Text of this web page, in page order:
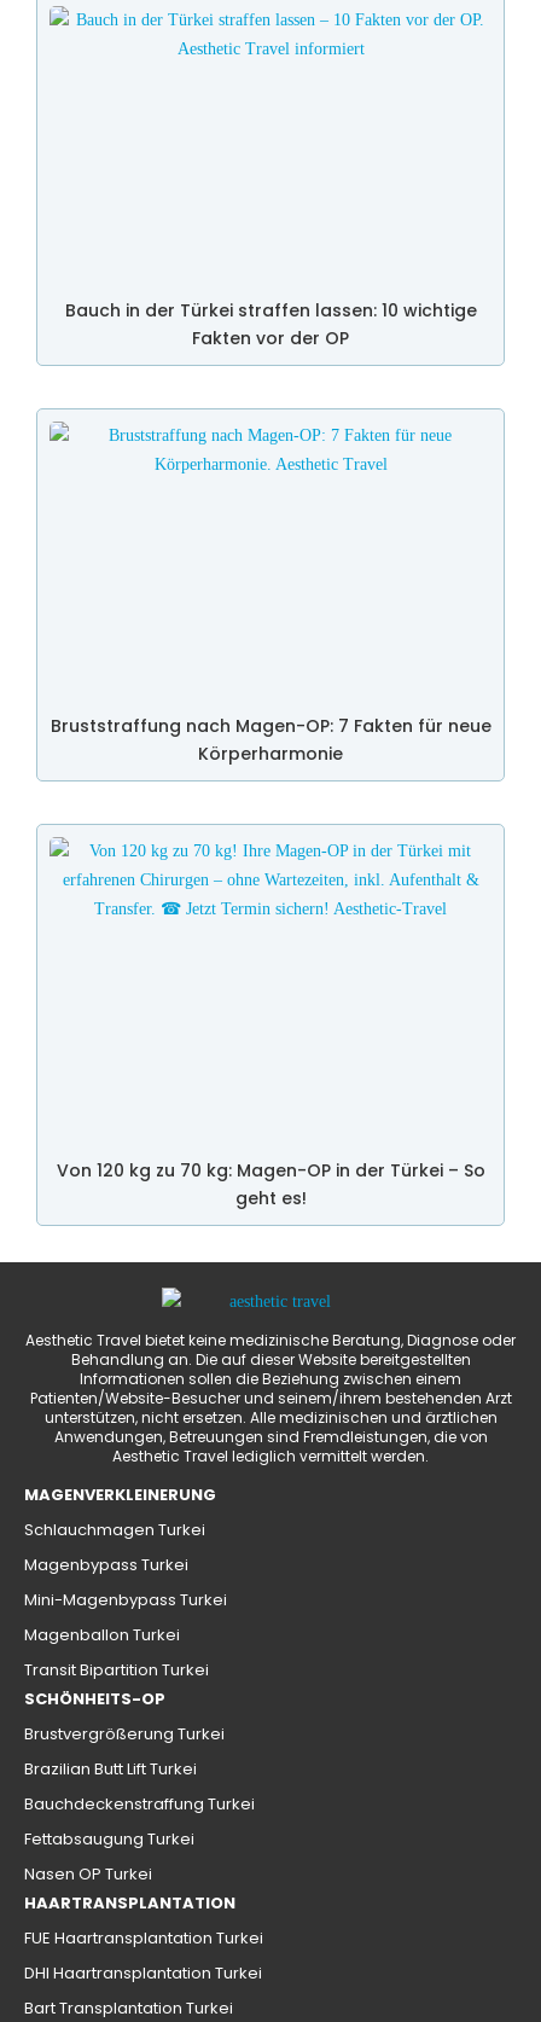
Bauch in der Türkei straffen lassen: 10 wichtige
Fakten vor der OP
Bruststraffung nach Magen-OP: 7 Fakten für neue
Körperharmonie
Von 120 kg zu 70 kg: Magen-OP in der Türkei – So
geht es!
Aesthetic Travel bietet keine medizinische Beratung, Diagnose oder
Behandlung an. Die auf dieser Website bereitgestellten
Informationen sollen die Beziehung zwischen einem
Patienten/Website-Besucher und seinem/ihrem bestehenden Arzt
unterstützen, nicht ersetzen. Alle medizinischen und ärztlichen
Anwendungen, Betreuungen sind Fremdleistungen, die von
Aesthetic Travel lediglich vermittelt werden.
MAGENVERKLEINERUNG
Schlauchmagen Turkei
Magenbypass Turkei
Mini-Magenbypass Turkei
Magenballon Turkei
Transit Bipartition Turkei
SCHÖNHEITS-OP
Brustvergrößerung Turkei
Brazilian Butt Lift Turkei
Bauchdeckenstraffung Turkei
Fettabsaugung Turkei
Nasen OP Turkei
HAARTRANSPLANTATION
FUE Haartransplantation Turkei
DHI Haartransplantation Turkei
Bart Transplantation Turkei